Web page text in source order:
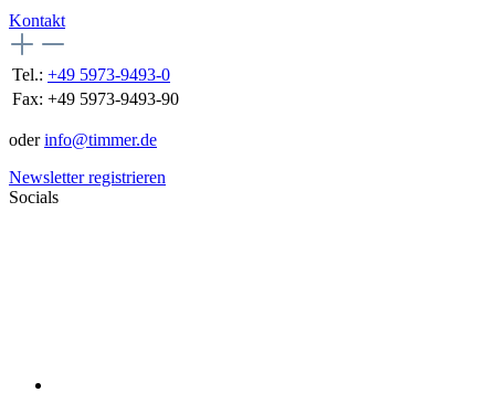
Kontakt
Tel.: +49 5973-9493-0
Fax: +49 5973-9493-90
oderinfo@timmer.de
Newsletter registrieren
Socials